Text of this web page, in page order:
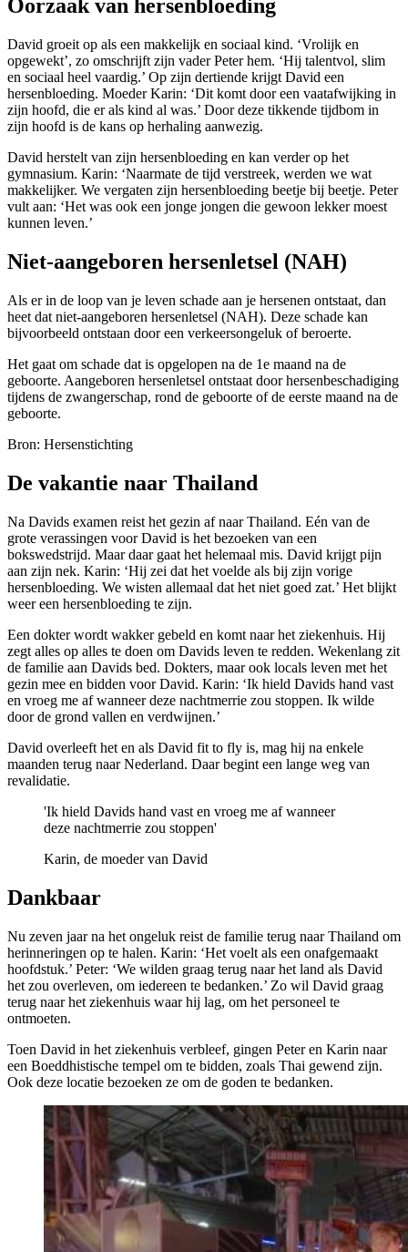
Oorzaak van hersenbloeding
David groeit op als een makkelijk en sociaal kind. ‘Vrolijk en
opgewekt’, zo omschrijft zijn vader Peter hem. ‘Hij talentvol, slim
en sociaal heel vaardig.’ Op zijn dertiende krijgt David een
hersenbloeding. Moeder Karin: ‘Dit komt door een vaatafwijking in
zijn hoofd, die er als kind al was.’ Door deze tikkende tijdbom in
zijn hoofd is de kans op herhaling aanwezig.
David herstelt van zijn hersenbloeding en kan verder op het
gymnasium. Karin: ‘Naarmate de tijd verstreek, werden we wat
makkelijker. We vergaten zijn hersenbloeding beetje bij beetje. Peter
vult aan: ‘Het was ook een jonge jongen die gewoon lekker moest
kunnen leven.’
Niet-aangeboren hersenletsel (NAH)
Als er in de loop van je leven schade aan je hersenen ontstaat, dan
heet dat niet-aangeboren hersenletsel (NAH). Deze schade kan
bijvoorbeeld ontstaan door een verkeersongeluk of beroerte.
Het gaat om schade dat is opgelopen na de 1e maand na de
geboorte. Aangeboren hersenletsel ontstaat door hersenbeschadiging
tijdens de zwangerschap, rond de geboorte of de eerste maand na de
geboorte.
Bron: Hersenstichting
De vakantie naar Thailand
Na Davids examen reist het gezin af naar Thailand. Eén van de
grote verassingen voor David is het bezoeken van een
bokswedstrijd. Maar daar gaat het helemaal mis. David krijgt pijn
aan zijn nek. Karin: ‘Hij zei dat het voelde als bij zijn vorige
hersenbloeding. We wisten allemaal dat het niet goed zat.’ Het blijkt
weer een hersenbloeding te zijn.
Een dokter wordt wakker gebeld en komt naar het ziekenhuis. Hij
zegt alles op alles te doen om Davids leven te redden. Wekenlang zit
de familie aan Davids bed. Dokters, maar ook locals leven met het
gezin mee en bidden voor David. Karin: ‘Ik hield Davids hand vast
en vroeg me af wanneer deze nachtmerrie zou stoppen. Ik wilde
door de grond vallen en verdwijnen.’
David overleeft het en als David fit to fly is, mag hij na enkele
maanden terug naar Nederland. Daar begint een lange weg van
revalidatie.
'Ik hield Davids hand vast en vroeg me af wanneer
deze nachtmerrie zou stoppen'
Karin, de moeder van David
Dankbaar
Nu zeven jaar na het ongeluk reist de familie terug naar Thailand om
herinneringen op te halen. Karin: ‘Het voelt als een onafgemaakt
hoofdstuk.’ Peter: ‘We wilden graag terug naar het land als David
het zou overleven, om iedereen te bedanken.’ Zo wil David graag
terug naar het ziekenhuis waar hij lag, om het personeel te
ontmoeten.
Toen David in het ziekenhuis verbleef, gingen Peter en Karin naar
een Boeddhistische tempel om te bidden, zoals Thai gewend zijn.
Ook deze locatie bezoeken ze om de goden te bedanken.